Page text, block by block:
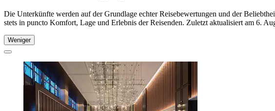
Die Unterkünfte werden auf der Grundlage echter Reisebewertungen und der
stets in puncto Komfort, Lage und Erlebnis der Reisenden. Zuletzt aktualisiert am 6.
Weniger